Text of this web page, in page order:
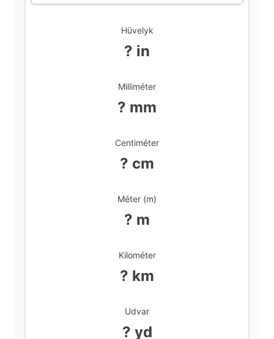
d
o
Hüvelyk
? in
Milliméter
? mm
Centiméter
? cm
Méter (m)
? m
Kilométer
? km
Udvar
? yd